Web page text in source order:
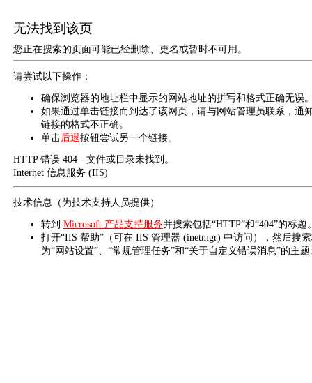
无法找到该页
您正在搜索的页面可能已经删除、更名或暂时不可用。
请尝试以下操作：
确保浏览器的地址栏中显示的网站地址的拼写和格式正确无误
如果通过单击链接而到达了该网页，请与网站管理员联系，通
链接的格式不正确。
单击后退按钮尝试另一个链接。
HTTP 错误 404 - 文件或目录未找到。
Internet 信息服务 (IIS)
技术信息（为技术支持人员提供）
转到 Microsoft 产品支持服务并搜索包括“HTTP”和“404”的标题
打开“IIS 帮助”（可在 IIS 管理器 (inetmgr) 中访问），然后搜
为“网站设置”、“常规管理任务”和“关于自定义错误消息”的主题